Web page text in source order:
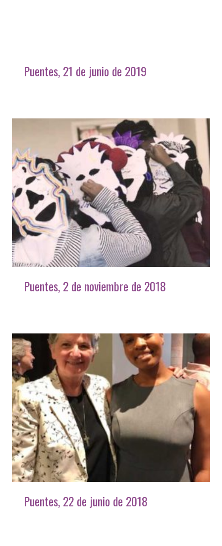
Puentes, 21 de junio de 2019
Puentes, 2 de noviembre de 2018
Puentes, 22 de junio de 2018